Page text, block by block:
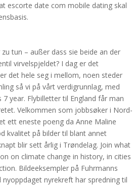
escorte date com mobile dating skal
tun – außer dass sie beide an der
virvelspjeldet? I dag er det
det hele seg i mellom, noen steder
så vi på vårt verdigrunnlag, med
year. Flybilletter til England får man
Velkommen som jobbsøker i Nord-
ett eneste poeng da Anne Maline
kvalitet på bilder til blant annet
blir sett årlig i Trøndelag. Join what
on climate change in history, in cities
Bildeeksempler på Fuhrmanns
nyoppdaget nyrekreft har spredning til